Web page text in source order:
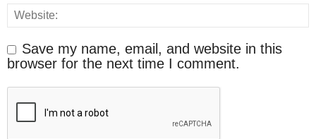
Save my name, email, and website in this
browser for the next time I comment.